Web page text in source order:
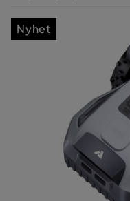
Nyhet